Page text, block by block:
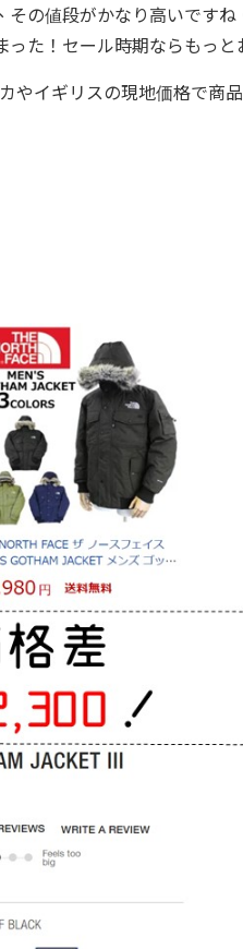
の値段がかなり高いです
た！セール時期ならもっと
イギリスの現地価格で商